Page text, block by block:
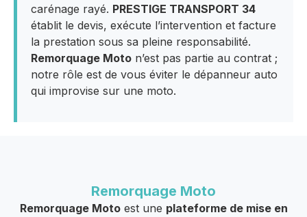
carénage rayé. PRESTIGE TRANSPORT 34
établit le devis, exécute l’intervention et facture
la prestation sous sa pleine responsabilité.
Remorquage Moto n’est pas partie au contrat ;
notre rôle est de vous éviter le dépanneur auto
qui improvise sur une moto.
Remorquage Moto
Remorquage Motoest une plateforme de mise en